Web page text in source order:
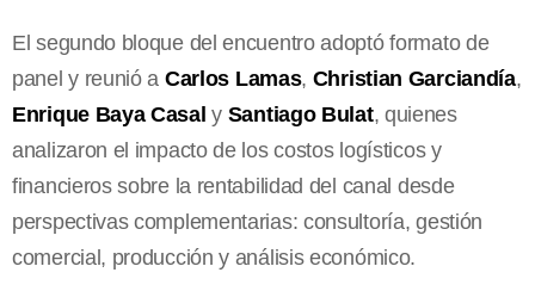
El segundo bloque del encuentro adoptó formato de
panel y reunió a Carlos Lamas, Christian Garciandía,
Enrique Baya Casal y Santiago Bulat, quienes
analizaron el impacto de los costos logísticos y
financieros sobre la rentabilidad del canal desde
perspectivas complementarias: consultoría, gestión
comercial, producción y análisis económico.